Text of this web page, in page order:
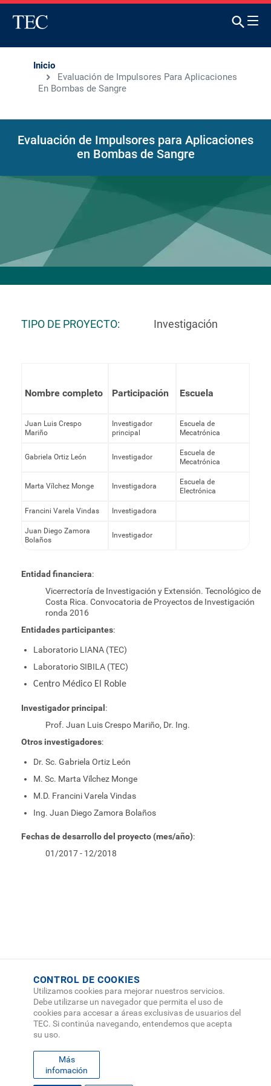
Inicio
Evaluación de Impulsores Para Aplicaciones
En Bombas de Sangre
Evaluación de Impulsores para Aplicaciones
en Bombas de Sangre
TIPO DE PROYECTO Investigación
Nombre completo Participación Escuela
Juan Luis Crespo
Mariño
Investigador
principal
Escuela de
Mecatrónica
Gabriela Ortiz León Investigador
Escuela de
Mecatrónica
Marta Vílchez Monge Investigadora
Escuela de
Electrónica
Francini Varela Vindas Investigadora
Juan Diego Zamora
Bolaños
Investigador
Entidad financiera:
Vicerrectoría de Investigación y Extensión. Tecnológico de
Costa Rica. Convocatoria de Proyectos de Investigación
ronda 2016
Entidades participantes:
Laboratorio LIANA (TEC)
Laboratorio SIBILA (TEC)
Centro Médico El Roble
Investigador principal :
Prof. Juan Luis Crespo Mariño, Dr. Ing.
Otros investigadores:
Dr. Sc. Gabriela Ortiz León
M. Sc. Marta Vílchez Monge
M.D. Francini Varela Vindas
Ing. Juan Diego Zamora Bolaños
Fechas de desarrollo del proyecto (mes/año):
01/2017 - 12/2018
CONTROL DE COOKIES
Utilizamos cookies para mejorar nuestros servicios.
Debe utilizarse un navegador que permita el uso de
cookies para accesar a áreas exclusivas de usuarios del
TEC. Si continúa navegando, entendemos que acepta
su uso.
Más
infomación